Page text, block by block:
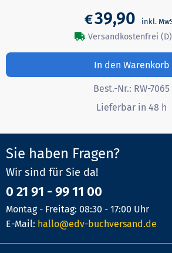
€39,90
Versandkostenfrei (D)
In den Warenkorb
Best.-Nr.: RW-7065
Lieferbar in 48 h
Sie haben Fragen?
Wir sind für Sie da!
0 21 91 - 99 11 00
Montag - Freitag: 08:30 - 17:00 Uhr
E-Mail: hallo@edv-buchversand.de